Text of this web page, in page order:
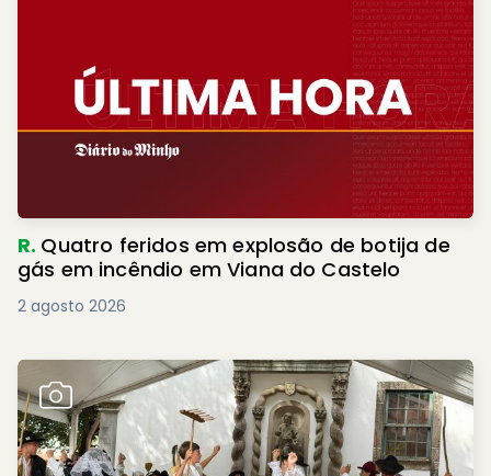
R. Quatro feridos em explosão de botija de
gás em incêndio em Viana do Castelo
2 agosto 2026